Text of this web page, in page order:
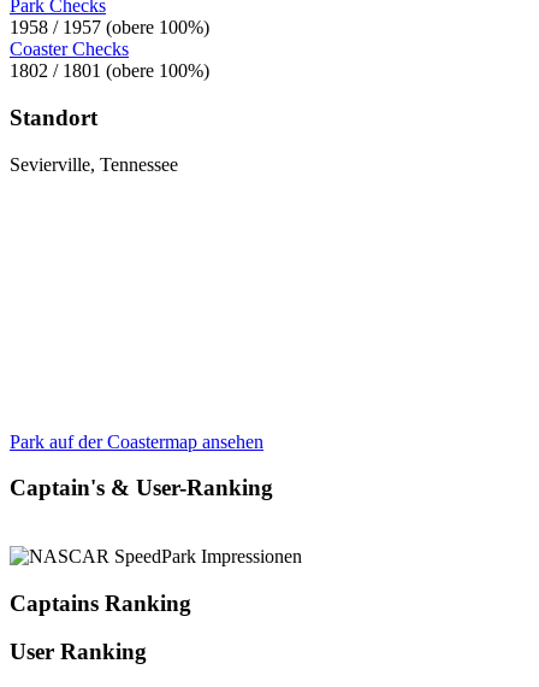
Park Checks
1958 / 1957 (obere 100%)
Coaster Checks
1802 / 1801 (obere 100%)
Standort
Sevierville, Tennessee
Park auf der Coastermap ansehen
Captain's & User-Ranking
Captains Ranking
User Ranking